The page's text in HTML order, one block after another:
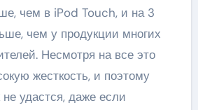
чем в iPod Touch, и на 3
чем у продукции многих
Несмотря на все это
жесткость, и поэтому
не удастся, даже если